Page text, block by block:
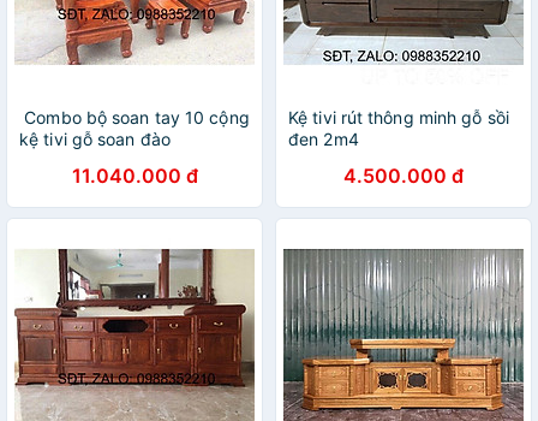
️ Combo bộ soan tay 10 cộng
kệ tivi gỗ soan đào
11.040.000 đ
Kệ tivi rút thông minh gỗ sồi
đen 2m4
4.500.000 đ